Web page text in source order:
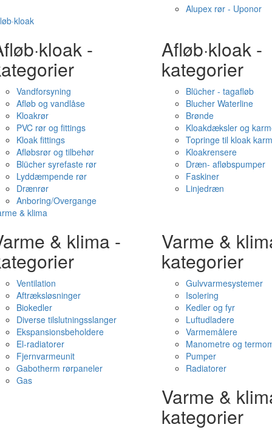
Alupex rør - Uponor
-
Vandforsyning
Afløb og vandlåse
Kloakrør
PVC rør og fittings
Kloak fittings
Afløbsrør og tilbehør
Blücher syrefaste rør
Lyddæmpende rør
Drænrør
Anboring/Overgange
Afløb·kloak -
kategorier
Blücher - tagafløb
Blucher Waterline
Brønde
Kloakdæksler og
Topringe til kloak
Kloakrensere
Dræn- afløbspumper
Faskiner
Linjedræn
& klima
& klima -
Ventilation
Aftræksløsninger
Biokedler
Diverse tilslutningsslanger
Ekspansionsbeholdere
El-radiatorer
Fjernvarmeunit
Gabotherm rørpaneler
Gas
Varme &
kategorier
Gulvvarmesystemer
Isolering
Kedler og fyr
Luftudladere
Varmemålere
Manometre og
Pumper
Radiatorer
Varme &
kategorier